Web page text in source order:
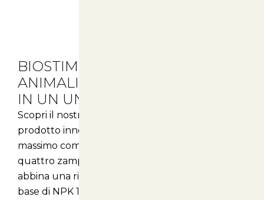
BIOSTIMOLANTE ALGALE PER
ANIMALI: COMFORT E SALUTE
IN UN UNICO PRODOTTO
Scopri il nostro
prodotto innovativo pensato per garantire il
massimo comfort e la salute dei tuoi amici a
quattro zampe. La nostra formulazione unica
abbina una ricca componente nutrizionale a
base di NPK 11-3-7 con l’aggiunta di